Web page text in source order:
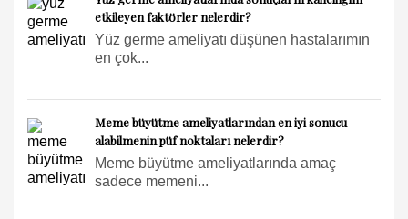
etkileyen faktörler nelerdir?
Yüz germe ameliyatı düşünen hastalarımın
en çok...
Meme büyütme ameliyatlarından en iyi sonucu
alabilmenin püf noktaları nelerdir?
Meme büyütme ameliyatlarında amaç
sadece memeni...